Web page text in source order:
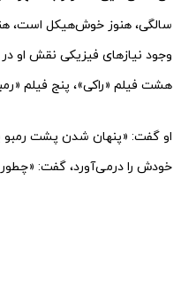
سالگی، هنوز خوش‌هیکل است،
وجود نیازهای فیزیکی نقش او
هشت فیلم «راکی»، پنج فیلم
او گفت: «پنهان شدن پشت رمبو
خودش را درمی‌آورد، گفت: